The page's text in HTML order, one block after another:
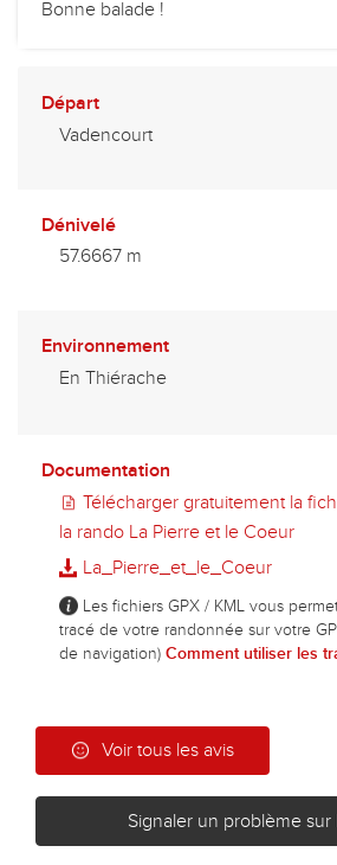
Bonne balade !
Départ
Vadencourt
Dénivelé
57.6667 m
Environnement
En Thiérache
Documentation
Télécharger gratuitement la
la rando La Pierre et le Coeur
La_Pierre_et_le_Coeur
Les fichiers GPX / KML vous
tracé de votre randonnée sur votre
de navigation) Comment utiliser les
Voir tous les avis
Signaler un problème sur